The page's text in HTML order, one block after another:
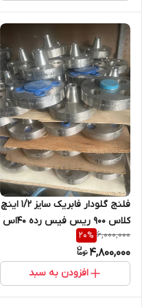
فلنج گلودار فابریک سایز ۱/۲ اینچ
کلاس ۹۰۰ ریس فیس رده ۴۰اس
جنس SA182F316/F316L ASME
B16.5
6,000,000
20%
4,800,000
افزودن به سبد